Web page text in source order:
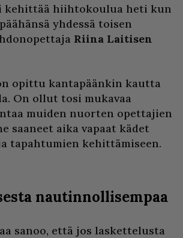
kehittää hiihtokoulua heti kun
yhdessä toisen
Riina Laitisen
opittu kantapäänkin kautta
On ollut tosi mukavaa
muiden nuorten opettajien
saaneet aika vapaat kädet
tapahtumien kehittämiseen.
nautinnollisempaa
sanoo, että jos laskettelusta